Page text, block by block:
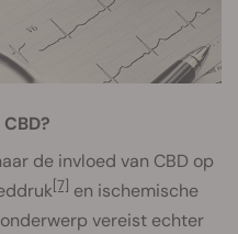
de invloed van CBD op
[7] en ischemische
vereist echter